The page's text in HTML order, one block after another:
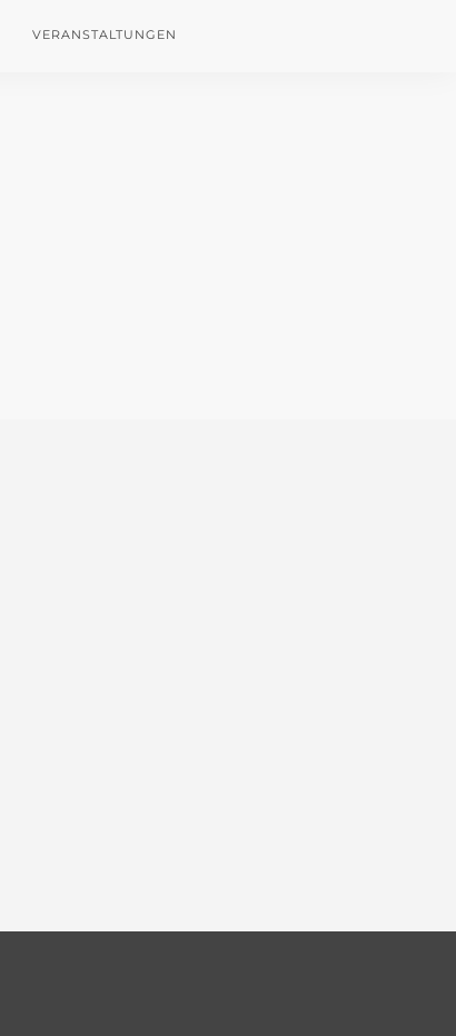
VERANSTALTUNGEN